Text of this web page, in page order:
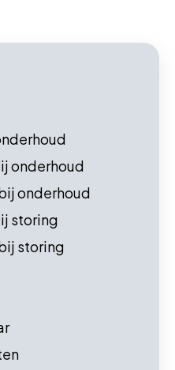
onderhoud
onderhoud
storing
storing